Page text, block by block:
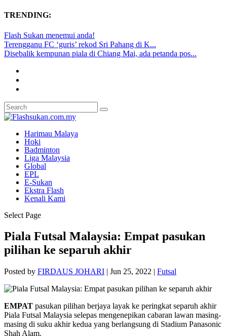
TRENDING:
Flash Sukan menemui anda!
Terengganu FC ‘guris’ rekod Sri Pahang di K...
Disebalik kempunan piala di Chiang Mai, ada petanda pos...
Harimau Malaya
Hoki
Badminton
Liga Malaysia
Global
EPL
E-Sukan
Ekstra Flash
Kenali Kami
Select Page
Piala Futsal Malaysia: Empat pasukan
pilihan ke separuh akhir
Posted by FIRDAUS JOHARI | Jun 25, 2022 | Futsal
EMPAT pasukan pilihan berjaya layak ke peringkat separuh akhir
Piala Futsal Malaysia selepas mengenepikan cabaran lawan masing-
masing di suku akhir kedua yang berlangsung di Stadium Panasonic
Shah Alam.